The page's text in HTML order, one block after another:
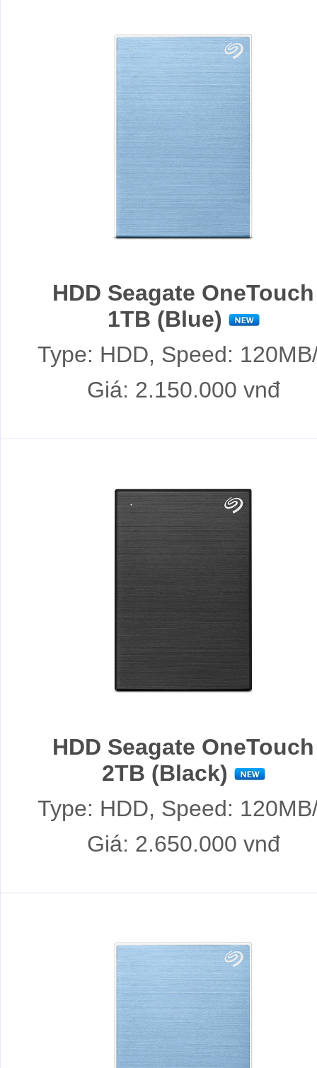
HDD Seagate OneTouch
1TB (Blue)
Type: HDD, Speed:
Giá: 2.150.000 vnđ
HDD Seagate OneTouch
2TB (Black)
Type: HDD, Speed:
Giá: 2.650.000 vnđ